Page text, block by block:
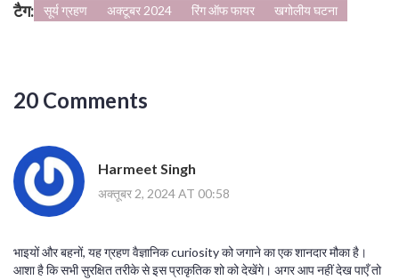
टैग: सूर्य ग्रहण अक्टूबर 2024 रिंग ऑफ फायर खगोलीय घटना
20 Comments
Harmeet Singh
अक्तूबर 2, 2024 AT 00:58
भाइयों और बहनों, यह ग्रहण वैज्ञानिक curiosity को जगाने का एक शानदार मौका है।
आशा है कि सभी सुरक्षित तरीके से इस प्राकृतिक शो को देखेंगे। अगर आप नहीं देख पाएँ तो